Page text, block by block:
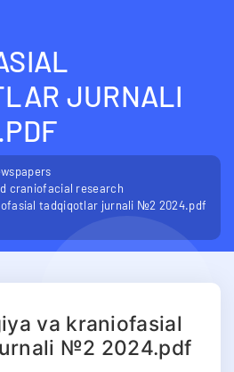
JURNALI
craniofacial research
tadqiqotlar jurnali №2 2024.pdf
va kraniofasial
№2 2024.pdf